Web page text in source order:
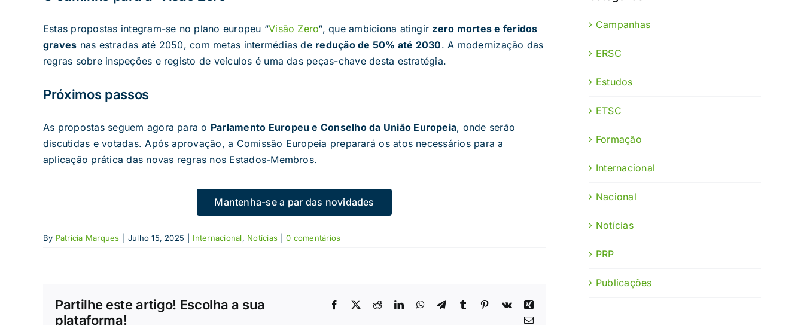
Estas propostas integram-se no plano europeu “Visão Zero“, que ambiciona atingir zero mortes e feridos
graves nas estradas até 2050, com metas intermédias de redução de 50% até 2030. A modernização das
regras sobre inspeções e registo de veículos é uma das peças-chave desta estratégia.
Próximos passos
As propostas seguem agora para o Parlamento Europeu e Conselho da União Europeia, onde serão
discutidas e votadas. Após aprovação, a Comissão Europeia preparará os atos necessários para a
aplicação prática das novas regras nos Estados-Membros.
Mantenha-se a par das novidades
By Patrícia Marques Julho 15, 2025 Internacional, Notícias 0 comentários
Partilhe este artigo! Escolha a sua
plataforma!
Facebook RedditLinkedInWhatsApp
TelegramTumblr Pinterest
Vk
Xing
Email
Campanhas
ERSC
Estudos
ETSC
Formação
Internacional
Nacional
Notícias
PRP
Publicações